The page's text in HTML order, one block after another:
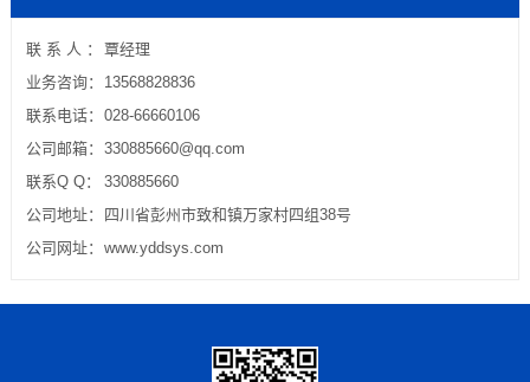
联 系 人 ：
覃经理
业务咨询：
13568828836
联系电话： 028-66660106
公司邮箱： 330885660@qq.com
联系Q Q：
330885660
公司地址：
四川省彭州市致和镇万家村四组38号
公司网址： www.yddsys.com